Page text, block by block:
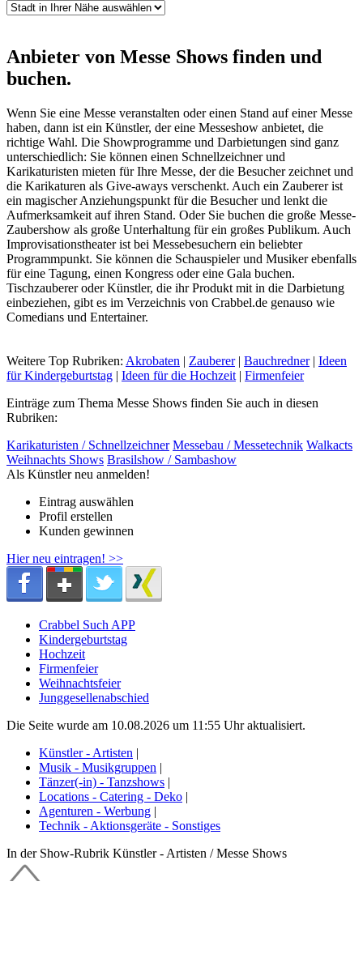
Anbieter von Messe Shows finden und
buchen.
Wenn Sie eine Messe veranstalten oder einen Stand auf einer Messe
haben, dann ist ein Künstler, der eine Messeshow anbietet, die
richtige Wahl. Die Showprogramme und Darbietungen sind ganz
unterschiedlich: Sie können einen Schnellzeichner und
Karikaturisten mieten für Ihre Messe, der die Besucher zeichnet und
die Karikaturen als Give-aways verschenkt. Auch ein Zauberer ist
ein magischer Anziehungspunkt für die Besucher und lenkt die
Aufmerksamkeit auf ihren Stand. Oder Sie buchen die große Messe-
Zaubershow als große Unterhaltung für ein großes Publikum. Auch
Improvisationstheater ist bei Messebesuchern ein beliebter
Programmpunkt. Sie können die Schauspieler und Musiker ebenfalls
für eine Tagung, einen Kongress oder eine Gala buchen.
Tischzauberer oder Künstler, die ihr Produkt mit in die Darbietung
einbeziehen, gibt es im Verzeichnis von Crabbel.de genauso wie
Comedians und Entertainer.
Weitere Top Rubriken: Akrobaten | Zauberer| Bauchredner| Ideen
für Kindergeburtstag | Ideen für die Hochzeit | Firmenfeier
Einträge zum Thema Messe Shows finden Sie auch in diesen
Rubriken:
Karikaturisten / Schnellzeichner Messebau / Messetechnik Walkacts
Weihnachts Shows Brasilshow / Sambashow
Als Künstler neu anmelden!
Eintrag auswählen
Profil erstellen
Kunden gewinnen
Hier neu eintragen! >>
Crabbel Such APP
Kindergeburtstag
Hochzeit
Firmenfeier
Weihnachtsfeier
Junggesellenabschied
Die Seite wurde am 10.08.2026 um 11:55 Uhr aktualisiert.
Künstler - Artisten |
Musik - Musikgruppen |
Tänzer(-in) - Tanzshows |
Locations - Catering - Deko |
Agenturen - Werbung |
Technik - Aktionsgeräte - Sonstiges
In der Show-Rubrik Künstler - Artisten / Messe Shows